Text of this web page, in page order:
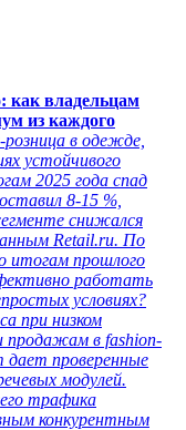
как владельцам
из каждого
в одежде,
устойчивого
2025 года спад
8-15 %,
снижался
Retail.ru. По
итогам прошлого
работать
условиях?
при низком
продажам в fashion-
дает проверенные
модулей.
трафика
конкурентным